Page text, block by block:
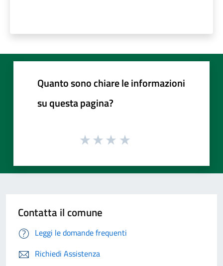
Quanto sono chiare le informazioni
su questa pagina?
Contatta il comune
Leggi le domande frequenti
Richiedi Assistenza